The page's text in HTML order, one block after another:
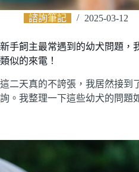
諮詢筆記 2025-03-12
新手飼主最常遇到的幼犬問題，
類似的來電！
這二天真的不誇張，我居然接到
詢。我整理一下這些幼犬的問題